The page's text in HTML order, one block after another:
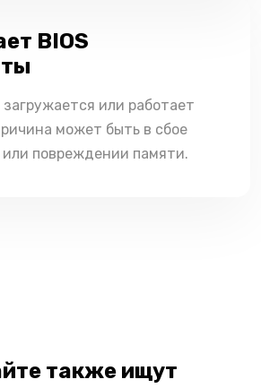
BIOS
или работает
может быть в сбое
или повреждении памяти.
также ищут